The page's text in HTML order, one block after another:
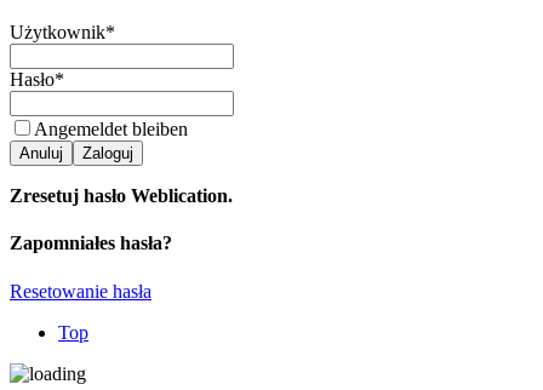
Użytkownik*
Hasło*
Angemeldet bleiben
Anuluj Zaloguj
Zresetuj hasło Weblication.
Zapomniałes hasła?
Resetowanie hasła
Top